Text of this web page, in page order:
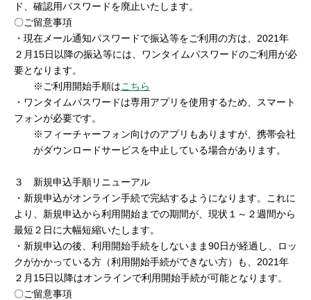
ド、確認用パスワードを廃止いたします。
〇ご留意事項
・現在メール通知パスワードで振込等をご利用の方は、2021年
２月15日以降の振込等には、ワンタイムパスワードのご利用が必
要となります。
※ご利用開始手順はこちら
・ワンタイムパスワードは専用アプリを使用するため、スマート
フォンが必要です。
※フィーチャーフォン向けのアプリもありますが、携帯会社
がダウンロードサービスを中止している場合があります。
３ 新規申込手順リニューアル
・新規申込がオンライン手続で完結するようになります。これに
より、新規申込から利用開始までの期間が、現状１～２週間から
最短２日に大幅短縮いたします。
・新規申込の後、利用開始手続をしないまま90日が経過し、ロッ
クがかかっている方（利用開始手続ができない方）も、2021年
２月15日以降はオンラインで利用開始手続が可能となります。
〇ご留意事項